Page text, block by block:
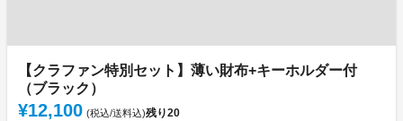
【クラファン特別セット】薄い財布+キーホルダー付
（ブラック）
¥12,100 (税込/送料込)残り20